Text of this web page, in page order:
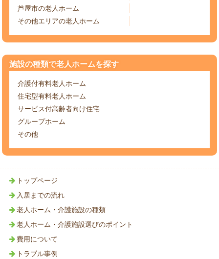
芦屋市の老人ホーム
その他エリアの老人ホーム
施設の種類で老人ホームを探す
介護付有料老人ホーム
住宅型有料老人ホーム
サービス付高齢者向け住宅
グループホーム
その他
トップページ
入居までの流れ
老人ホーム・介護施設の種類
老人ホーム・介護施設選びのポイント
費用について
トラブル事例